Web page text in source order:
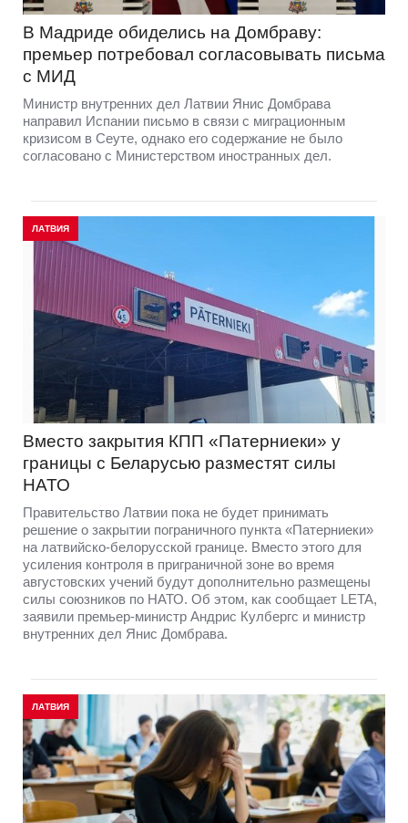
В Мадриде обиделись на Домбраву:
премьер потребовал согласовывать письма
с МИД
Министр внутренних дел Латвии Янис Домбрава
направил Испании письмо в связи с миграционным
кризисом в Сеуте, однако его содержание не было
согласовано с Министерством иностранных дел.
ЛАТВИЯ
Вместо закрытия КПП «Патерниеки» у
границы с Беларусью разместят силы
НАТО
Правительство Латвии пока не будет принимать
решение о закрытии пограничного пункта «Патерниеки»
на латвийско-белорусской границе. Вместо этого для
усиления контроля в приграничной зоне во время
августовских учений будут дополнительно размещены
силы союзников по НАТО. Об этом, как сообщает LETA,
заявили премьер-министр Андрис Кулбергс и министр
внутренних дел Янис Домбрава.
ЛАТВИЯ